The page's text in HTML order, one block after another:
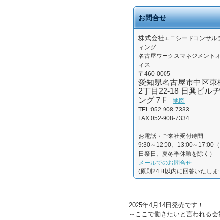
お問合せ
株式会社エニシードコンサル
ィング
名古屋ワークスマネジメント
ィス
〒460-0005
愛知県名古屋市中区東
2丁目22-18 日興ビルヂ
ング７F
地図
TEL:052-908-7333
FAX:052-908-7334
お電話・ご来社受付時間
9:30～12:00、13:00～17:00（
日祭日、夏冬季休暇を除く）
メールでのお問合せ
(原則24Ｈ以内に回答いたしま
2025年4月14日発売です！
～ここで働きたいと言われる会